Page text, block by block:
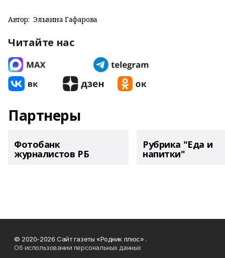
Автор: Эльвина Гафарова
Читайте нас
Партнеры
Фотобанк
журналистов РБ
Рубрика "Еда и
напитки"
© 2020-2026 Сайт газеты «Родник плюс» .
Об использовании персональных данных